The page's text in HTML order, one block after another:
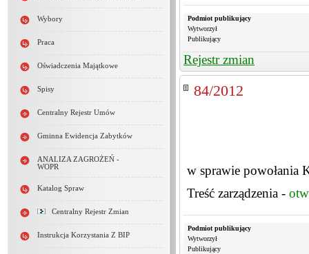
Wybory
Praca
Oświadczenia Majątkowe
Spisy
Centralny Rejestr Umów
Gminna Ewidencja Zabytków
ANALIZA ZAGROŻEŃ -
WOPR
Katalog Spraw
Centralny Rejestr Zmian
Instrukcja Korzystania Z BIP
Podmiot publikujący
Wytworzył
Publikujący
Rejestr zmian
84/2012
w sprawie powołania
Treść zarządzenia -
Podmiot publikujący
Wytworzył
Publikujący